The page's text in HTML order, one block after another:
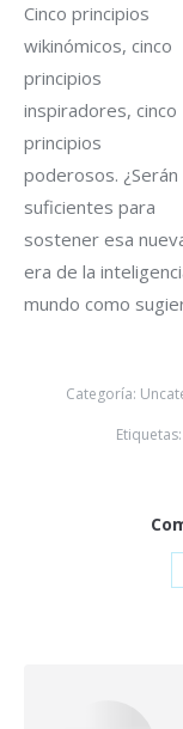
Cinco principios
wikinómicos, cinco
principios
inspiradores, cinco
principios
poderosos. ¿Serán
suficientes para
sostener esa
era de la
mundo como
Categoría:
Etiquetas: